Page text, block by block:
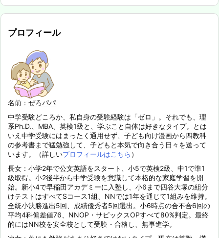
プロフィール
名前： ぜろパパ
中学受験どころか、私自身の受験経験は「ゼロ」。それでも、理
系Ph.D.、MBA、英検1級と、学ぶこと自体は好きなタイプ。とは
いえ中学受験にはまったく通用せず、子ども向け漫画から四教科
の参考書まで猛勉強して、子どもと本気で向き合う日々を送って
います。（詳しいプロフィールはこちら ）
長女：小学2年で公文英語をスタート、小5で英検2級、中1で準1
級取得。小2後半から中学受験を意識して本格的な家庭学習を開
始。新小4で早稲田アカデミーに入塾し、小6まで四谷大塚の組分
けテストはすべてSコース1組、NNでは1年を通じて1組みを維持。
全統小決勝進出5回、成績優秀者5回選出。小6時点の合不合6回の
平均4科偏差値76、NNOP・サピックスOPすべて80%判定。最終
的にはNN校を安全校として受験・合格し、無事進学。